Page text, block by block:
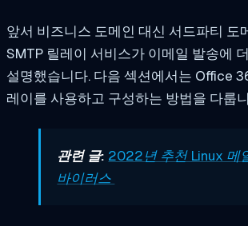
앞서 비즈니스 도메인 대신 서드파티 도
SMTP 릴레이 서비스가 이메일 발송에
설명했습니다. 다음 섹션에서는 Office
레이를 사용하고 구성하는 방법을 다룹
관련 글: 2022년 추천 Linux 메
바이러스